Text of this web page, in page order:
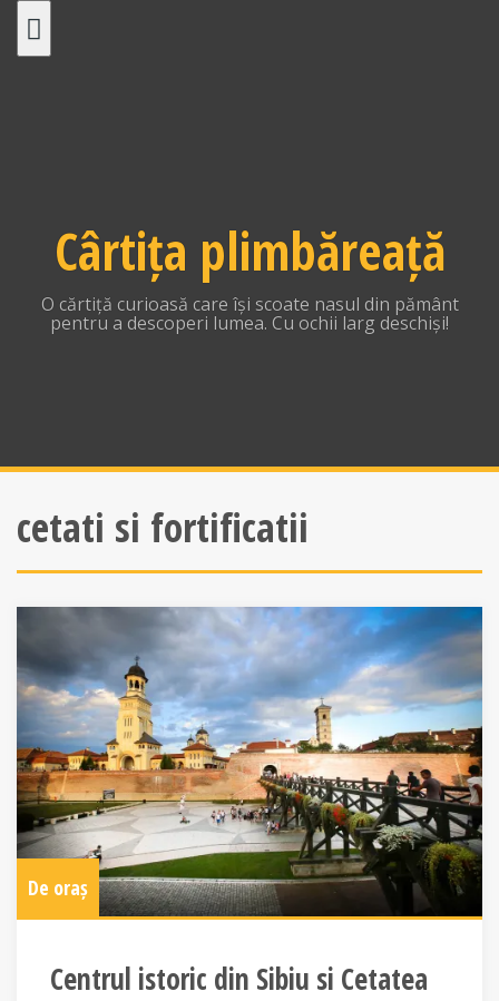
Cârtița plimbăreață
O cărtiță curioasă care își scoate nasul din pământ
pentru a descoperi lumea. Cu ochii larg deschiși!
cetati si fortificatii
De oraș
Centrul istoric din Sibiu si Cetatea